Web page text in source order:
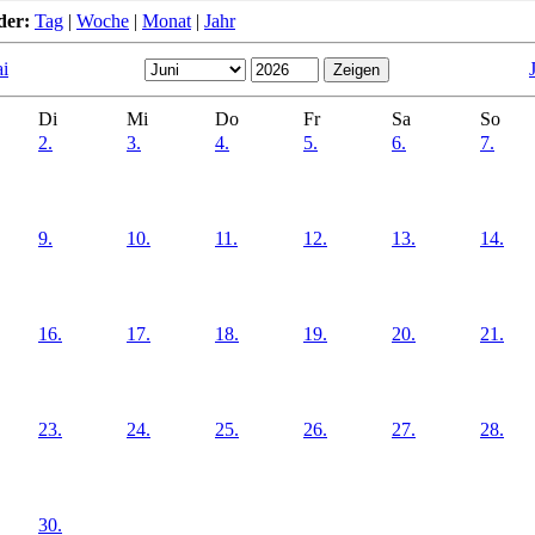
Tag | Woche | Monat | Jahr
Di Mi Do Fr Sa
So
2.
3. 4. 5. 6. 7.
9. 10. 11. 12. 13. 14.
16. 17. 18. 19. 20. 21.
23. 24. 25. 26. 27. 28.
30.